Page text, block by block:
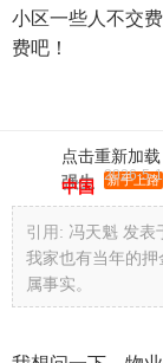
小区一些人不交
费吧！
点击重新加载
强生 新手上路
2026-5-
中国
引用: 冯天魁 发表
我家也有当年的
属事实。